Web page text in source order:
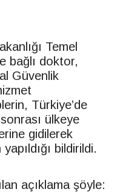
Temel
bağlı doktor,
Güvenlik
Türkiye’de
ülkeye
gidilerek
bildirildi.
açıklama şöyle: